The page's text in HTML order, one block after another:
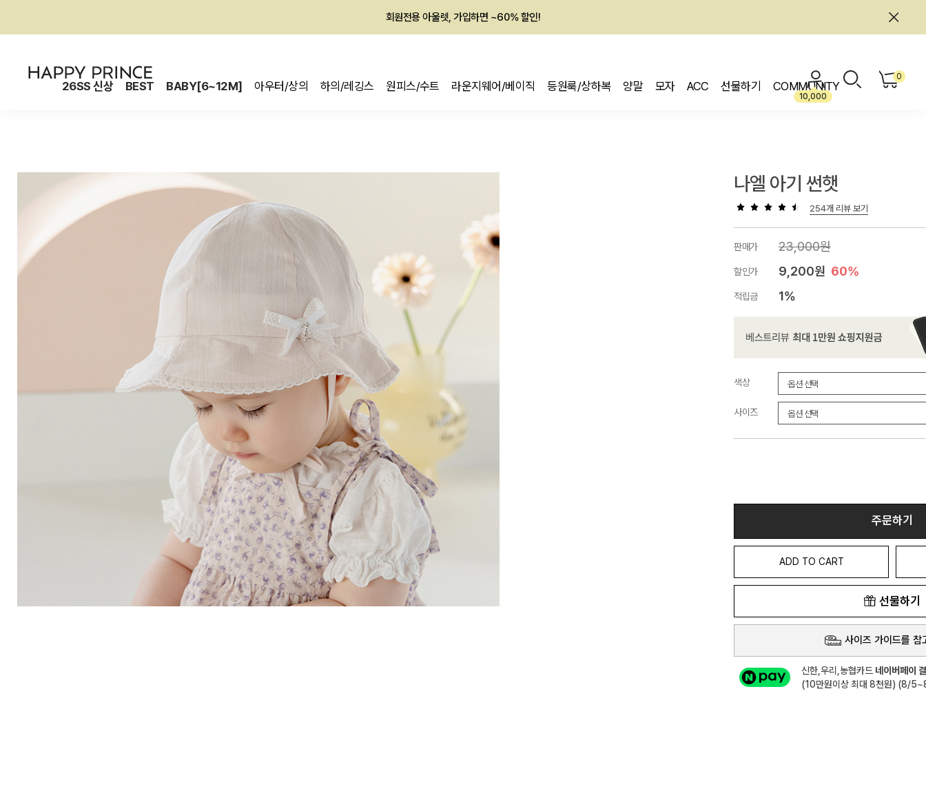
회원전용 아울렛, 가입하면 ~60% 할인!
26SS 신상 BEST BABY[6~12M] 아우터/상의 하의/레깅스 원피스/수트 라운지웨어/베이직 등원룩/상하복 양말 모자 ACC 선물하기 COMMUNITY
10,000
0
나엘 아기 썬햇
254개 리뷰 보기
판매가 23,000원
할인가 9,200원 60%
적립금 1%
색상
사이즈
주문하기
ADD TO CART
선물하기
사이즈 가이드를 참
신한,우리,농협카드 네이버페이
(10만원이상 최대 8천원) (8/